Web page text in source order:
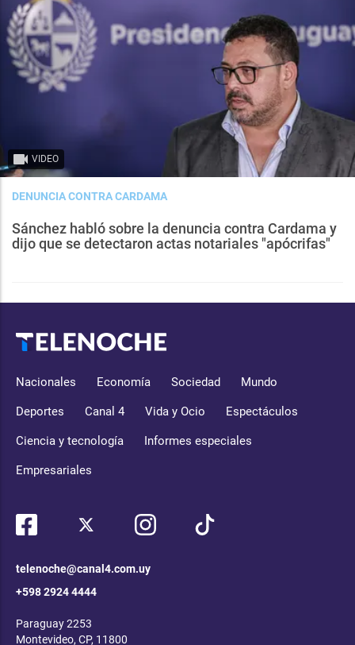
VIDEO
DENUNCIA CONTRA CARDAMA
Sánchez habló sobre la denuncia contra Cardama y
dijo que se detectaron actas notariales "apócrifas"
Nacionales Economía Sociedad Mundo
Deportes Canal 4 Vida y Ocio Espectáculos
Ciencia y tecnología Informes especiales
Empresariales
telenoche@canal4.com.uy
+598 2924 4444
Paraguay 2253
Montevideo, CP, 11800